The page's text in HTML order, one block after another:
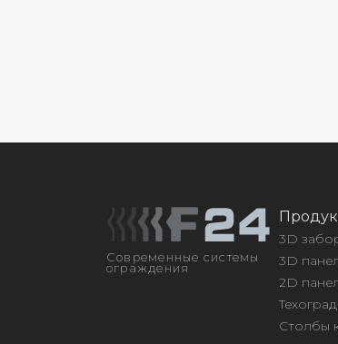
Современные системы
ограждения
3D
3D
2D
Столбы